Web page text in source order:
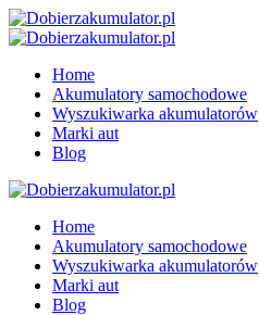
Home
Akumulatory samochodowe
Wyszukiwarka akumulatorów
Marki aut
Blog
Home
Akumulatory samochodowe
Wyszukiwarka akumulatorów
Marki aut
Blog